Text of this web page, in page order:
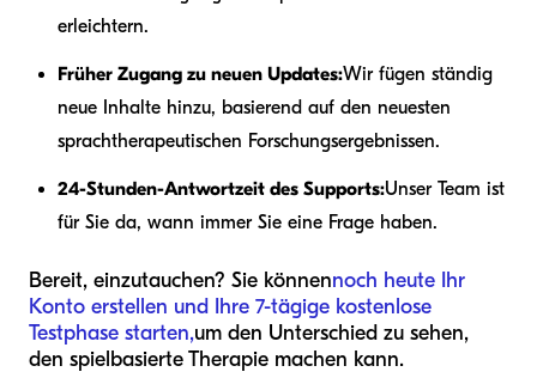
erleichtern.
Früher Zugang zu neuen Updates:Wir fügen ständig
neue Inhalte hinzu, basierend auf den neuesten
sprachtherapeutischen Forschungsergebnissen.
24-Stunden-Antwortzeit des Supports:Unser Team ist
für Sie da, wann immer Sie eine Frage haben.
Bereit, einzutauchen? Sie könnennoch heute Ihr
Konto erstellen und Ihre 7-tägige kostenlose
Testphase starten,um den Unterschied zu sehen,
den spielbasierte Therapie machen kann.